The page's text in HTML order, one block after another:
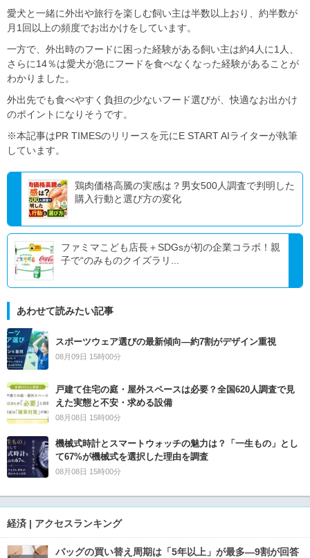
愛犬と一緒に外出や旅行を楽しむ飼い主は半数以上おり、約半数が
月1回以上の頻度でお出かけをしています。
一方で、外出時のフードに困った経験がある飼い主は約4人に1人、
さらに14％は愛犬が急にフードを食べなくなった経験があることが
わかりました。
外出先でも食べやすく負担の少ないフード選びが、快適なお出かけ
のポイントになりそうです。
※本記事はPR TIMESのリリースを元にE START AIライターが執筆
しています。
鶏肉価格高騰の実感は？男女500人調査で判明した
購入行動と選び方の変化
ファミマこども店長＋SDGsが初の企業コラボ！親
子で“のみものクイズラリ...
あわせて読みたい記事
スポーツウェア選びの最新傾向―約7割がデザイン重視
08月09日 15時00分
戸建て住宅の庭・屋外スペースは必要？全国620人調査で見
えた実態と不安・求める設備
08月08日 15時00分
機械式時計とスマートウォッチの魅力は？「一生もの」とし
て67%が機械式を選択した理由を調査
08月08日 15時00分
経済 | アクセスランキング
バッグの買い替え周期は「5年以上」が最多―9割が回答